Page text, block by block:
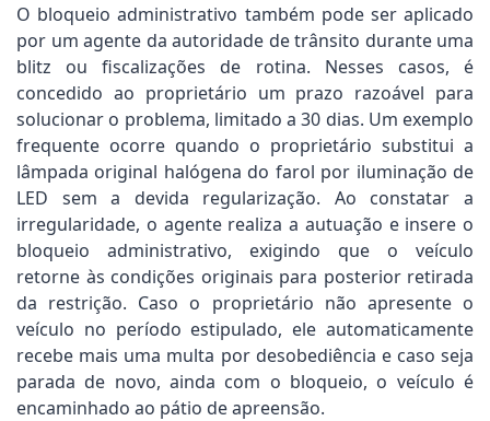
O bloqueio administrativo também pode ser aplicado
por um agente da autoridade de trânsito durante uma
blitz ou fiscalizações de rotina. Nesses casos, é
concedido ao proprietário um prazo razoável para
solucionar o problema, limitado a 30 dias. Um exemplo
frequente ocorre quando o proprietário substitui a
lâmpada original halógena do farol por iluminação de
LED sem a devida regularização. Ao constatar a
irregularidade, o agente realiza a autuação e insere o
bloqueio administrativo, exigindo que o veículo
retorne às condições originais para posterior retirada
da restrição. Caso o proprietário não apresente o
veículo no período estipulado, ele automaticamente
recebe mais uma multa por desobediência e caso seja
parada de novo, ainda com o bloqueio, o veículo é
encaminhado ao pátio de apreensão.